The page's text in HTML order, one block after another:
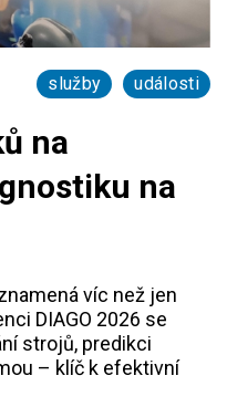
služby události
na
na
víc než jen
DIAGO 2026 se
strojů, predikci
– klíč k efektivní